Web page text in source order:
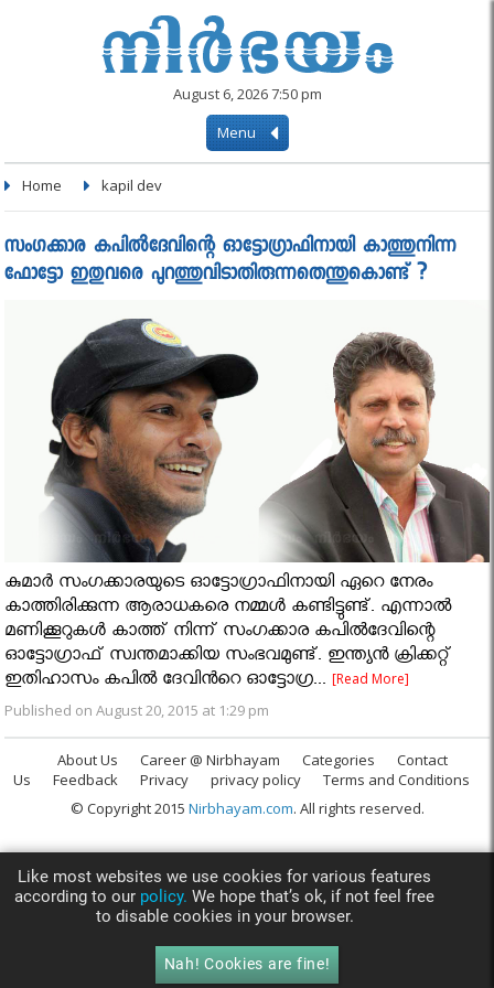
August 6, 2026 7:50 pm
Menu
Home kapil dev
സംഗക്കാര കപില്‍ദേവിന്റെ ഓട്ടോഗ്രാഫിനായി കാത്തുനിന്ന
ഫോട്ടോ ഇതുവരെ പുറത്തുവിടാതിരുന്നതെന്തുകൊണ്ട് ?
കുമാര്‍ സംഗക്കാരയുടെ ഓട്ടോഗ്രാഫിനായി ഏറെ നേരം
കാത്തിരിക്കുന്ന ആരാധകരെ നമ്മള്‍ കണ്ടിട്ടുണ്ട്. എന്നാല്‍
മണിക്കൂറുകള്‍ കാത്ത് നിന്ന് സംഗക്കാര കപില്‍ദേവിന്റെ
ഓട്ടോഗ്രാഫ് സ്വന്തമാക്കിയ സംഭവമുണ്ട്. ഇന്ത്യന്‍ ക്രിക്കറ്റ്
ഇതിഹാസം കപില്‍ ദേവിന്‍റെ ഓട്ടോഗ്ര...[Read More]
Published on August 20, 2015 at 1:29 pm
About Us Career @ Nirbhayam Categories
Contact
Us
Feedback Privacy privacy policy
Terms and Conditions
© Copyright 2015 Nirbhayam.com. All rights reserved.
Like most websites we use cookies for various features
according to our policy. We hope that’s ok, if not feel free
to disable cookies in your browser.
Nah! Cookies are fine!